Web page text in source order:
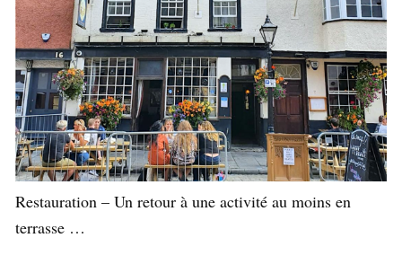
Restauration – Un retour à une activité au moins en
terrasse …